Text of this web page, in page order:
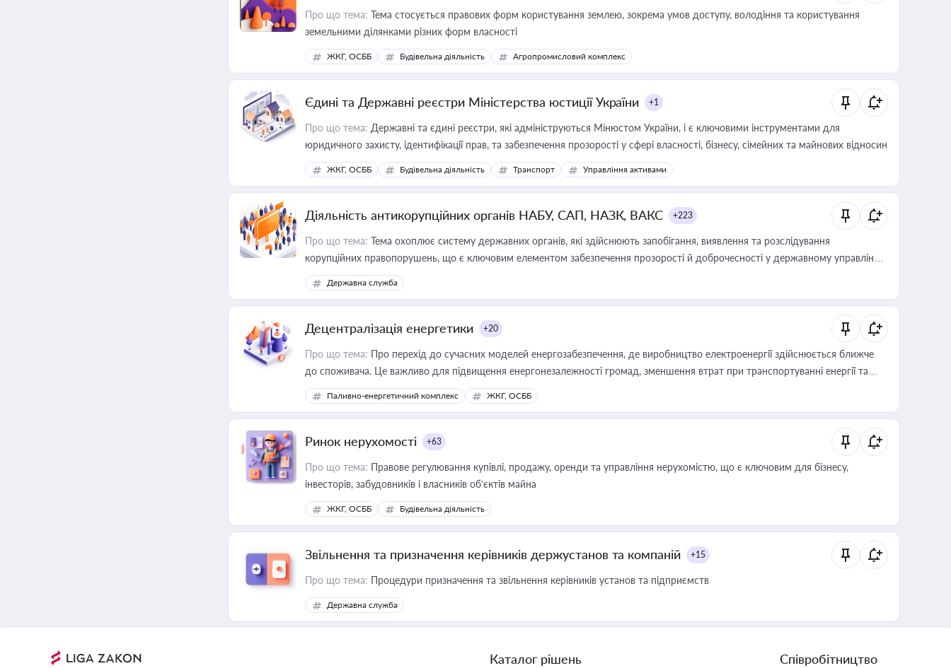
Про що тема: Тема стосується правових форм користування землею, зокрема умов доступу, володіння та користування
земельними ділянками різних форм власності
ЖКГ, ОСББ Будівельна діяльність Агропромисловий комплекс
Єдині та Державні реєстри Міністерства юстиції України +1
Про що тема: Державні та єдині реєстри, які адмініструються Мінюстом України, і є ключовими інструментами для
юридичного захисту, ідентифікації прав, та забезпечення прозорості у сфері власності, бізнесу, сімейних та майнових відносин
ЖКГ, ОСББ Будівельна діяльність Транспорт Управління активами
Діяльність антикорупційних органів НАБУ, САП, НАЗК, ВАКС +223
Про що тема: Тема охоплює систему державних органів, які здійснюють запобігання, виявлення та розслідування
корупційних правопорушень, що є ключовим елементом забезпечення прозорості й доброчесності у державному управлінні
та бізнесі
Державна служба
Децентралізація енергетики +20
Про що тема: Про перехід до сучасних моделей енергозабезпечення, де виробництво електроенергії здійснюється ближче
до споживача. Це важливо для підвищення енергонезалежності громад, зменшення втрат при транспортуванні енергії та
стимулювання розвитку відновлюваних джерел
Паливно-енергетичний комплекс ЖКГ, ОСББ
Ринок нерухомості +63
Про що тема: Правове регулювання купівлі, продажу, оренди та управління нерухомістю, що є ключовим для бізнесу,
інвесторів, забудовників і власників об’єктів майна
ЖКГ, ОСББ Будівельна діяльність
Звільнення та призначення керівників держустанов та компаній +15
Про що тема: Процедури призначення та звільнення керівників установ та підприємств
Державна служба
Каталог рішень Співробітництво